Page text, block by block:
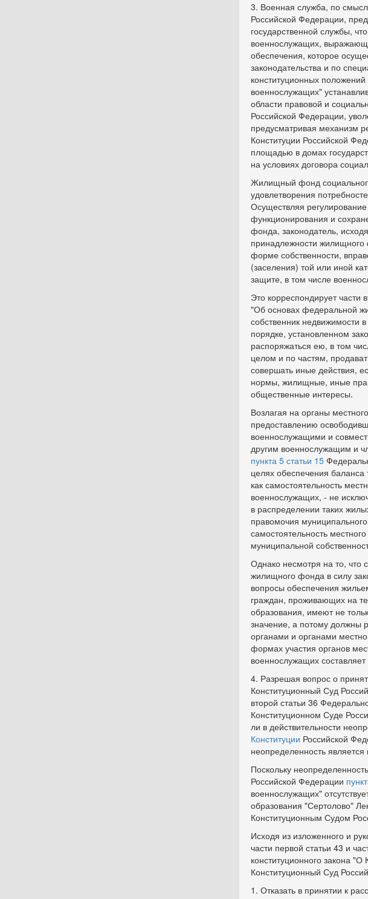
3. Военная служба, по
Российской Федерации,
государственной службы,
военнослужащих,
обеспечения, которое
законодательства и по
конституционных положений
военнослужащих"
области правовой и
Российской Федерации,
предусматривая механизм
Конституции Российской
площадью в домах
на условиях договора
Жилищный фонд
удовлетворения
Осуществляя
функционирования и
фонда, законодатель,
принадлежности жилищного
форме собственности,
(заселения) той или иной
защите, в том числе
Это корреспондирует части
"Об основах федеральной
собственник недвижимости
порядке, установленном
распоряжаться ею, в том
целом и по частям,
совершать иные действия,
нормы, жилищные, иные
общественные интересы.
Возлагая на органы
предоставлению
военнослужащими и
другим военнослужащим и
пункта 5 статьи 15
целях обеспечения
как самостоятельность
военнослужащих, - не
в распределении таких
правомочия
самостоятельность
муниципальной
Однако несмотря на то, что
жилищного фонда в силу
вопросы обеспечения
граждан, проживающих на
образования, имеют не
значение, а потому должны
органами и органами
формах участия органов
военнослужащих
4. Разрешая вопрос о
Конституционный Суд
второй статьи 36
Конституционном Суде
ли в действительности
Конституции Российской
неопределенность
Поскольку
Российской Федерации
военнослужащих"
образования "Сертолово"
Конституционным Судом
Исходя из изложенного и
части первой статьи 43 и
конституционного закона
Конституционный Суд
1. Отказать в принятии к